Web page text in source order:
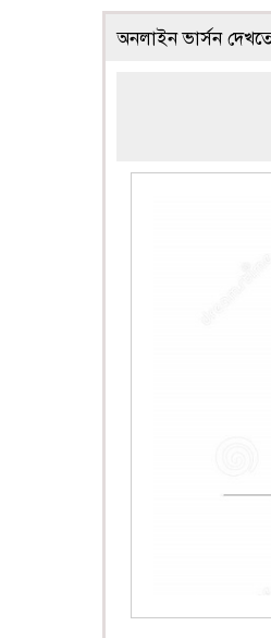
অনলাইন ভার্সন